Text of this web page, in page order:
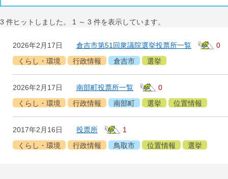
3 件ヒットしました。 1 ～ 3 件を表示しています。
2026年2月17日 倉吉市第51回衆議院選挙投票所一覧
0
くらし・環境
行政情報 倉吉市 選挙
2026年2月17日 南部町投票所一覧
0
くらし・環境
行政情報 南部町 選挙 位置情報
2017年2月16日 投票所
1
くらし・環境
行政情報 鳥取市 位置情報 選挙